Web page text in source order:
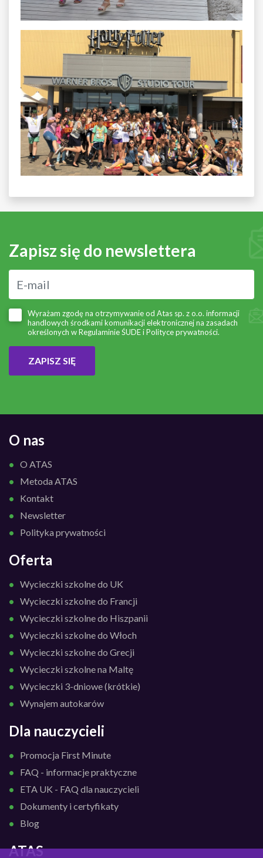
Zapisz się do newslettera
ZAPISZ SIĘ
Wyrażam zgodę na otrzymywanie od Atas sp. z o.o. informacji
handlowych środkami komunikacji elektronicznej na zasadach
określonych wRegulaminie ŚUDEiPolityce prywatności.
O nas
O ATAS
Metoda ATAS
Kontakt
Newsletter
Polityka prywatności
Oferta
Wycieczki szkolne do UK
Wycieczki szkolne do Francji
Wycieczki szkolne do Hiszpanii
Wycieczki szkolne do Włoch
Wycieczki szkolne do Grecji
Wycieczki szkolne na Maltę
Wycieczki 3-dniowe (krótkie)
Wynajem autokarów
Dla nauczycieli
Promocja First Minute
FAQ - informacje praktyczne
ETA UK - FAQ dla nauczycieli
Dokumenty i certyfikaty
Blog
ATAS